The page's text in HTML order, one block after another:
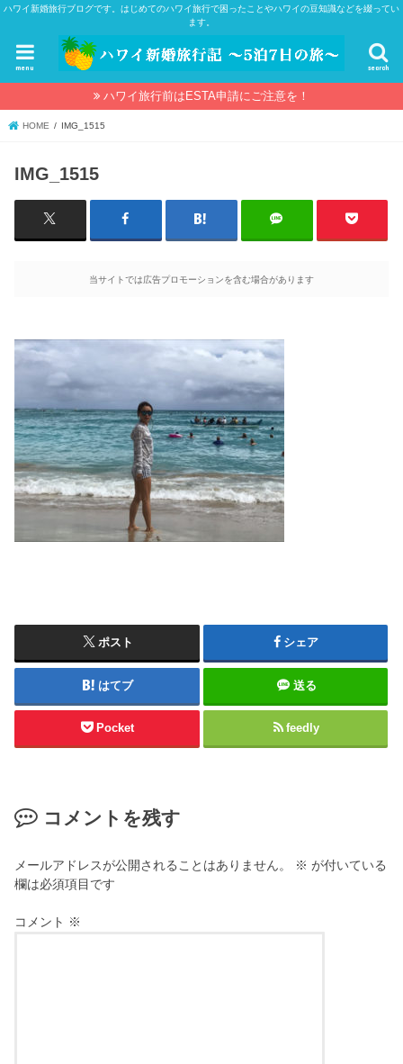
ハワイ新婚旅行ブログです。はじめてのハワイ旅行で困ったことやハワイの豆知識などを綴ってい
ます。
search
menu
ハワイ旅行前はESTA申請にご注意を！
HOME IMG_1515
IMG_1515
当サイトでは広告プロモーションを含む場合があります
ポスト シェア
はてブ 送る
Pocket feedly
コメントを残す
メールアドレスが公開されることはありません。 ※ が付いている
欄は必須項目です
コメント ※